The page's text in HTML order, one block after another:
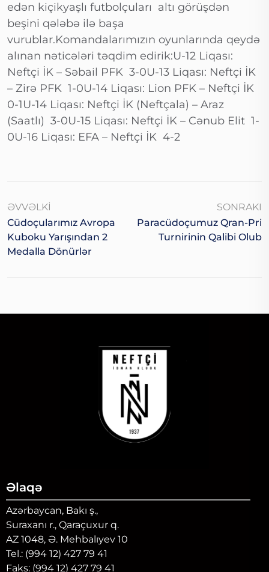
edən kiçikyaşlı futbolçuları altı görüşdən
beşini qələbə ilə başa
vurublar.Komandalarımızın oyunlarında qeydə
alınan nəticələri təqdim edirik:U-12 Liqası:
Neftçi İK – Səbail PFK 3-0U-13 Liqası: Neftçi İK
– Zirə PFK 1-0U-14 Liqası: Lion PFK – Neftçi İK
0-1U-14 Liqası: Neftçi İK (Neftçala) – Araz
(Saatlı) 3-0U-15 Liqası: Neftçi İK – Cənub Elit 1-
0U-16 Liqası: EFA – Neftçi İK 4-2
ƏVVƏLKI
Cüdoçularımız Avropa
Kuboku Yarışından 2
Medalla Dönürlər
SONRAKI
Paracüdoçumuz Qran-Pri
Turnirinin Qalibi Olub
Əlaqə
Azərbaycan, Bakı ş.,
Suraxanı r., Qaraçuxur q.
AZ 1048, Ə. Mehbalıyev 10
Tel.: (994 12) 427 79 41
Faks: (994 12) 427 79 41